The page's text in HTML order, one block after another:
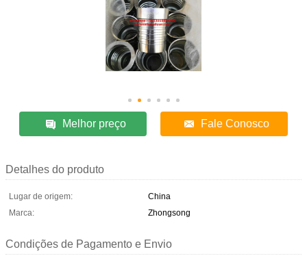
Melhor preço Fale Conosco
Detalhes do produto
Lugar de origem:
China
Marca:
Zhongsong
Condições de Pagamento e Envio